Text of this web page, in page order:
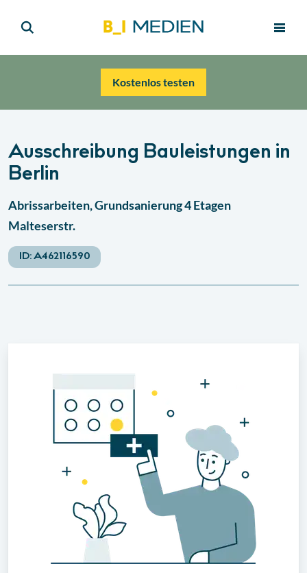
Kostenlos testen
Ausschreibung Bauleistungen in
Berlin
Abrissarbeiten, Grundsanierung 4 Etagen
Malteserstr.
ID:A462116590